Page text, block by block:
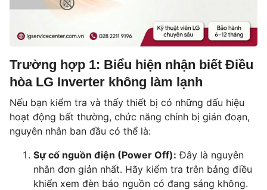
Trường hợp 1: Biểu hiện nhận biết Điều
hòa LG Inverter không làm lạnh
Nếu bạn kiểm tra và thấy thiết bị có những dấu hiệu
hoạt động bất thường, chức năng chính bị gián đoạn,
nguyên nhân ban đầu có thể là:
Sự cố nguồn điện (Power Off): Đây là nguyên
nhân đơn giản nhất. Hãy kiểm tra trên bảng điều
khiển xem đèn báo nguồn có đang sáng không.